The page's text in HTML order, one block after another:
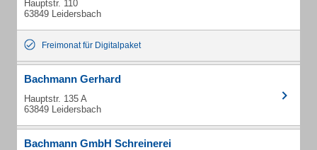
Hauptstr. 110
63849 Leidersbach
Freimonat für Digitalpaket
Bachmann Gerhard
Hauptstr. 135 A
63849 Leidersbach
Bachmann GmbH Schreinerei